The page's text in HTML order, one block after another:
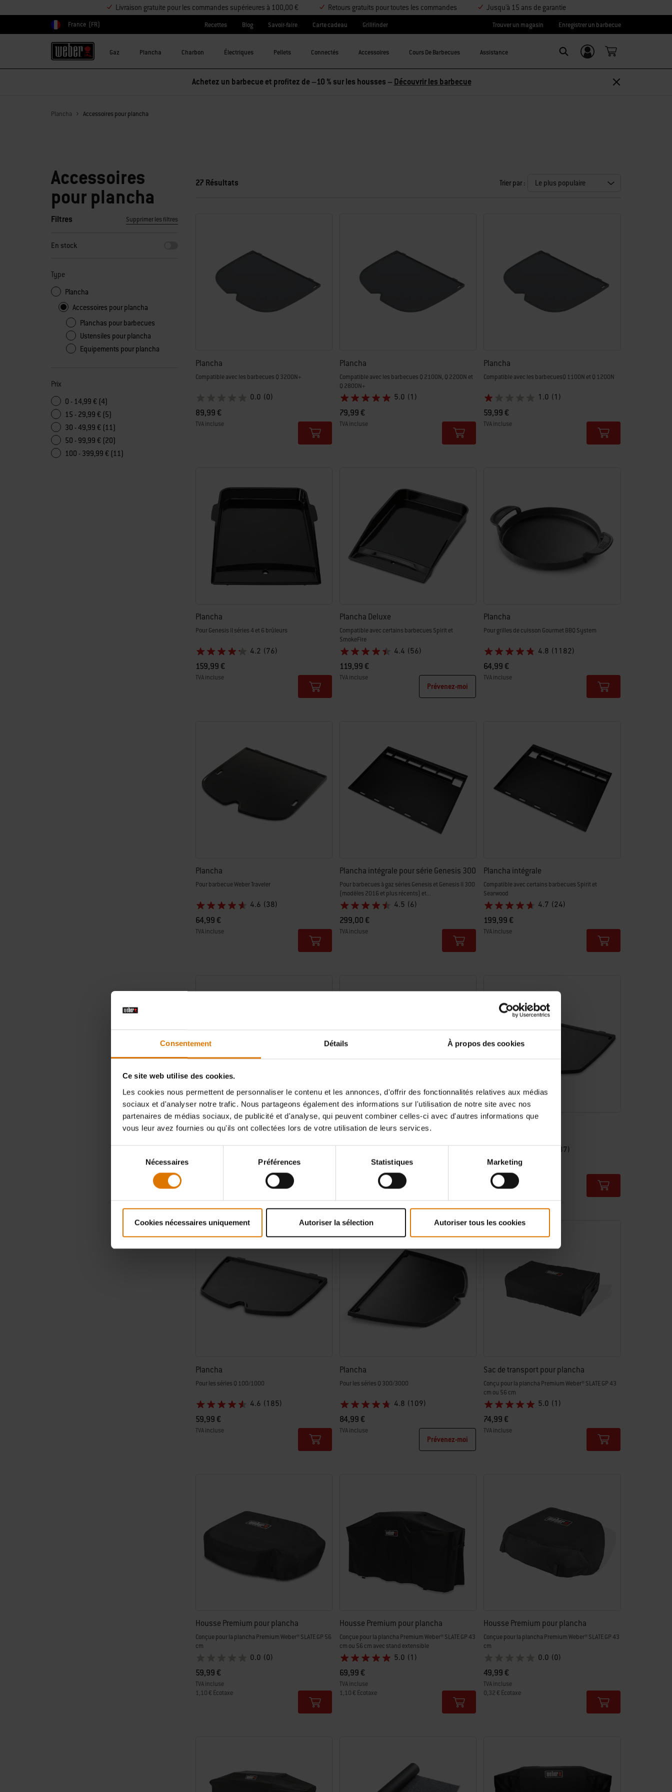
Consentement Détails À propos des cookies
Ce site web utilise des cookies.
Les cookies nous permettent de personnaliser le contenu et les annonces, d'offrir des fonctionnalités relatives aux médias
sociaux et d'analyser notre trafic. Nous partageons également des informations sur l'utilisation de notre site avec nos
partenaires de médias sociaux, de publicité et d'analyse, qui peuvent combiner celles-ci avec d'autres informations que
vous leur avez fournies ou qu'ils ont collectées lors de votre utilisation de leurs services.
consentement
Nécessaires Préférences Statistiques Marketing
Cookies nécessaires uniquement Autoriser la sélection Autoriser tous les cookies
Livraison gratuite pour les commandes supérieures à 100,00 € Retours gratuits pour toutes les commandes Jusqu'à 15 ans de garantie
Choisir un pays
France (FR) Recettes Blog Savoir-faire Carte cadeau Grillfinder Trouver un magasin Enregistrer un barbecue
Gaz Plancha Charbon Électriques Pellets Connectés Accessoires Cours De Barbecues Assistance
Se connecter/
S’inscrire
Plancha Accessoires pour plancha
Accessoires
pour plancha
Filtres
En sélectionnant l’un des filtres, la page s'actualise en affichant de nouveaux résultats.
Supprimer les filtres
En stock
Type
Plancha
Accessoires pour plancha
Planchas pour barbecues
Ustensiles pour plancha
Equipements pour plancha
Prix
0 - 14,99 € (4)
15 - 29,99 € (5)
30 - 49,99 € (11)
50 - 99,99 € (20)
100 - 399,99 € (11)
27 Résultats Trier par :
Plancha
Compatible avec les barbecues Q 3200N+
0.0 (0)
89,99 €
TVA incluse
Plancha
Compatible avec les barbecues Q 2100N, Q 2200N et
Q 2800N+
5.0 (1)
79,99 €
TVA incluse
Plancha
Compatible avec les barbecuesQ 1100N et Q 1200N
1.0 (1)
59,99 €
TVA incluse
Plancha
Pour Genesis II séries 4 et 6 brûleurs
4.2 (76)
159,99 €
TVA incluse
Plancha Deluxe
Compatible avec certains barbecues Spirit et
SmokeFire
4.4 (56)
119,99 €
TVA incluse
Prévenez-moi
Plancha
Pour grilles de cuisson Gourmet BBQ System
4.8 (1182)
64,99 €
TVA incluse
Plancha
Pour barbecue Weber Traveler
4.6 (38)
64,99 €
TVA incluse
Plancha intégrale pour série Genesis 300
Pour barbecues à gaz séries Genesis et Genesis II 300
(modèles 2016 et plus récents) et...
4.5 (6)
299,00 €
TVA incluse
Plancha intégrale
Compatible avec certains barbecues Spirit et
Searwood
4.7 (24)
199,99 €
TVA incluse
Plancha Plancha
(137)
79,99 €
TVA incluse
Plancha
Pour les séries Q 100/1000
4.6 (185)
59,99 €
TVA incluse
Plancha
Pour les séries Q 300/3000
4.8 (109)
84,99 €
TVA incluse
Prévenez-moi
Sac de transport pour plancha
Conçu pour la plancha Premium Weber® SLATE GP 43
cm ou 56 cm
5.0 (1)
74,99 €
TVA incluse
Housse Premium pour plancha
Conçue pour la plancha Premium Weber® SLATE GP 56
cm
0.0 (0)
59,99 €
TVA incluse
1,10 € Écotaxe
Housse Premium pour plancha
Conçue pour la plancha Premium Weber® SLATE GP 43
cm ou 56 cm avec stand extensible
5.0 (1)
69,99 €
TVA incluse
1,10 € Écotaxe
Housse Premium pour plancha
Conçue pour la plancha Premium Weber® SLATE GP 43
cm
0.0 (0)
49,99 €
TVA incluse
0,32 € Écotaxe